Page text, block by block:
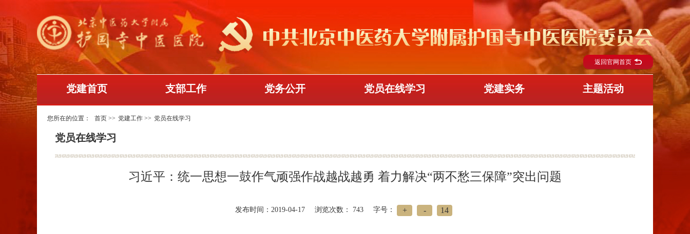
返回官网首页
党建首页 支部工作 党务公开 党员在线学习 党建实务 主题活动
您所在的位置： 首页 >> 党建工作 >> 党员在线学习
党员在线学习
习近平：统一思想一鼓作气顽强作战越战越勇 着力解决“两不愁三保障”突出问题
发布时间：2019-04-17 浏览次数： 743 字号： + - 14